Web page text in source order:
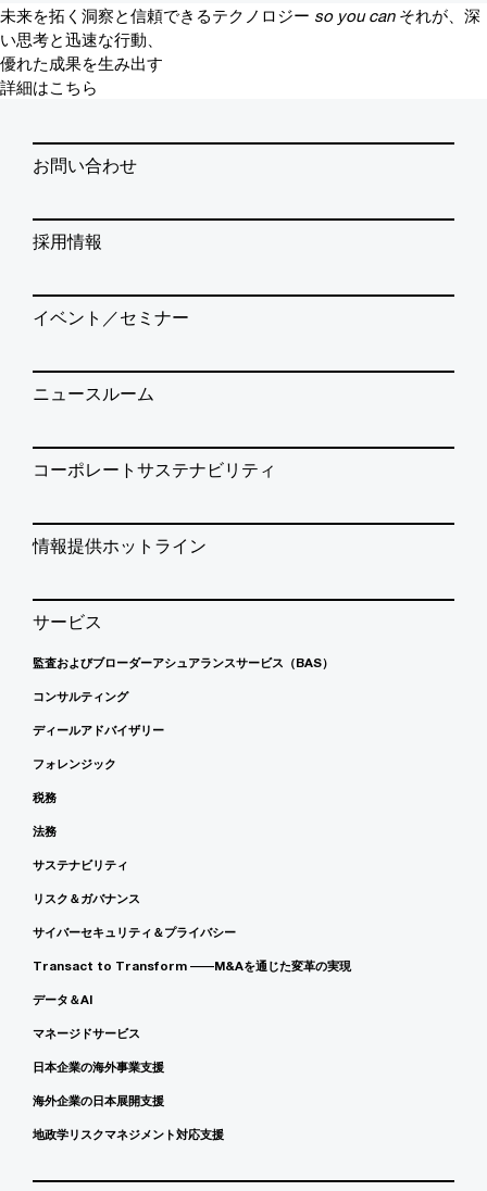
未来を拓く洞察と信頼できるテクノロジー so you can それが、深
い思考と迅速な行動、
優れた成果を生み出す
詳細はこちら
お問い合わせ
採用情報
イベント／セミナー
ニュースルーム
コーポレートサステナビリティ
情報提供ホットライン
サービス
監査およびブローダーアシュアランスサービス（BAS）
コンサルティング
ディールアドバイザリー
フォレンジック
税務
法務
サステナビリティ
リスク＆ガバナンス
サイバーセキュリティ＆プライバシー
Transact to Transform ――M&Aを通じた変革の実現
データ＆AI
マネージドサービス
日本企業の海外事業支援
海外企業の日本展開支援
地政学リスクマネジメント対応支援